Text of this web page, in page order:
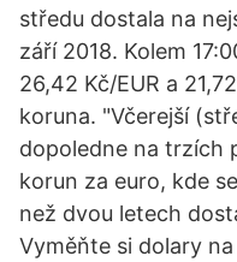
středu dostala na
září 2018. Kolem
26,42 Kč/EUR a
koruna. "Včerejší
dopoledne na trzích
korun za euro, kde
než dvou letech
Vyměňte si dolary na